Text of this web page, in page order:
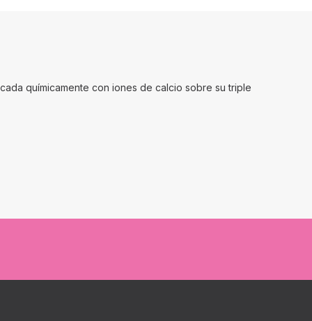
químicamente con iones de calcio sobre su triple